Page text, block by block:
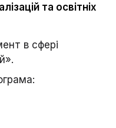
та освітніх
в сфері